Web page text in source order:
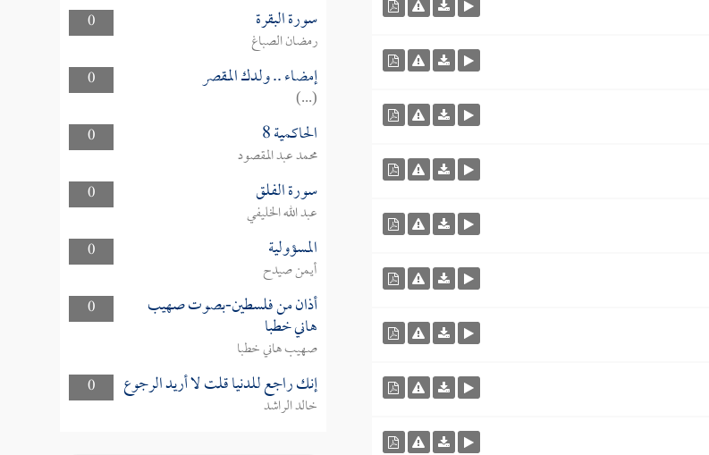
0
سورة البقرة
رمضان الصباغ
0
إمضاء .. ولدك المقصر
(...)
0
الحاكمية 8
محمد عبد المقصود
0
سورة الفلق
عبد الله الخليفي
0
المسؤولية
أيمن صيدح
0
أذان من فلسطين-بصوت صهيب
هاني خطبا
صهيب هاني خطبا
0
إنك راجع للدنيا قلت لا أريد الرجوع
خالد الراشد